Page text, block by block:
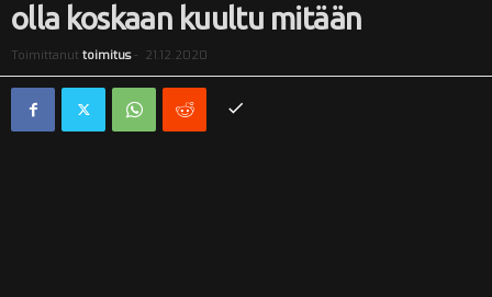
olla koskaan kuultu mitään
Toimittanut toimitus- 21.12.2020